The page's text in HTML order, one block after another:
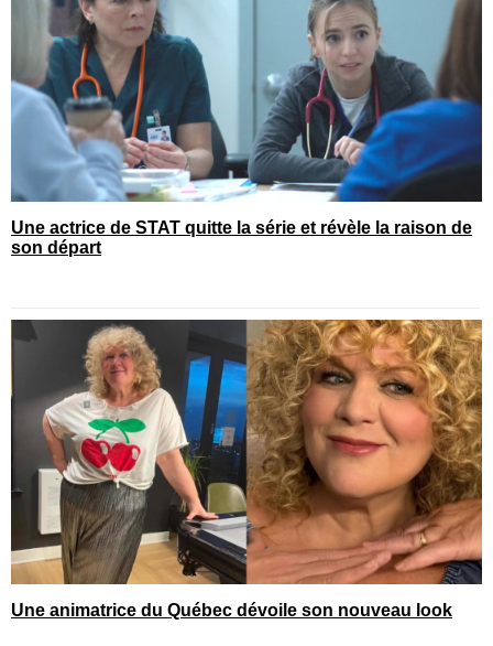
Une actrice de STAT quitte la série et révèle la raison de
son départ
Une animatrice du Québec dévoile son nouveau look